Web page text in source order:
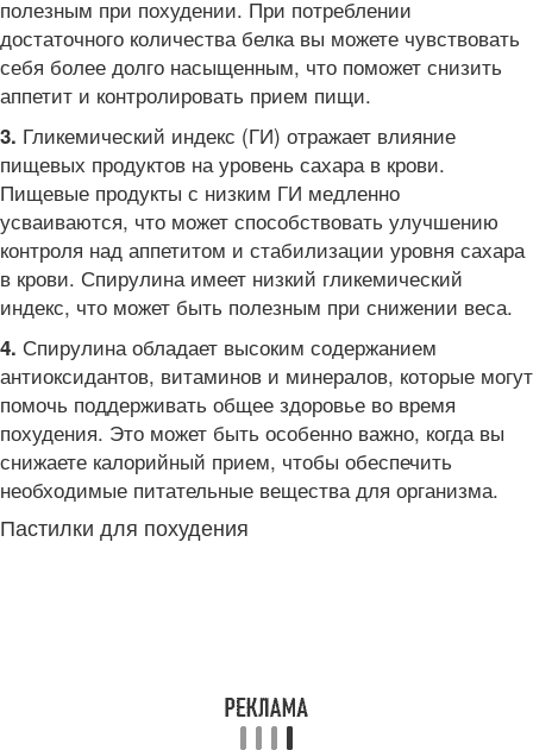
полезным при похудении. При потреблении
достаточного количества белка вы можете чувствовать
себя более долго насыщенным, что поможет снизить
аппетит и контролировать прием пищи.
3. Гликемический индекс (ГИ) отражает влияние
пищевых продуктов на уровень сахара в крови.
Пищевые продукты с низким ГИ медленно
усваиваются, что может способствовать улучшению
контроля над аппетитом и стабилизации уровня сахара
в крови. Спирулина имеет низкий гликемический
индекс, что может быть полезным при снижении веса.
4. Спирулина обладает высоким содержанием
антиоксидантов, витаминов и минералов, которые могут
помочь поддерживать общее здоровье во время
похудения. Это может быть особенно важно, когда вы
снижаете калорийный прием, чтобы обеспечить
необходимые питательные вещества для организма.
Пастилки для похудения